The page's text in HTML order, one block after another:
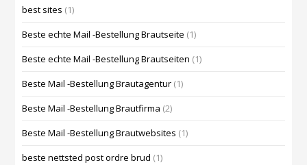
best sites (1)
Beste echte Mail -Bestellung Brautseite (1)
Beste echte Mail -Bestellung Brautseiten (1)
Beste Mail -Bestellung Brautagentur (1)
Beste Mail -Bestellung Brautfirma (2)
Beste Mail -Bestellung Brautwebsites (1)
beste nettsted post ordre brud (1)